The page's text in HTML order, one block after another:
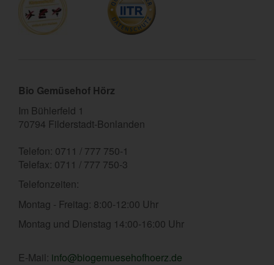
Bio Gemüsehof Hörz
Im Bühlerfeld 1
70794 Filderstadt-Bonlanden
Telefon: 0711 / 777 750-1
Telefax: 0711 / 777 750-3
Telefonzeiten:
Montag - Freitag: 8:00-12:00 Uhr
Montag und Dienstag 14:00-16:00 Uhr
E-Mail: info@biogemuesehofhoerz.de